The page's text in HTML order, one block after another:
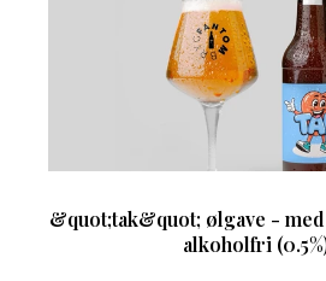
&quot;tak&quot; ølgave -
alkoholfri